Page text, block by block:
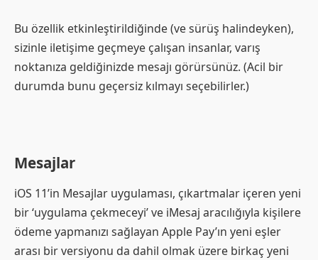
Bu özellik etkinleştirildiğinde (ve sürüş halindeyken),
sizinle iletişime geçmeye çalışan insanlar, varış
noktanıza geldiğinizde mesajı görürsünüz. (Acil bir
durumda bunu geçersiz kılmayı seçebilirler.)
Mesajlar
iOS 11’in Mesajlar uygulaması, çıkartmalar içeren yeni
bir ‘uygulama çekmeceyi’ ve iMesaj aracılığıyla kişilere
ödeme yapmanızı sağlayan Apple Pay’ın yeni eşler
arası bir versiyonu da dahil olmak üzere birkaç yeni